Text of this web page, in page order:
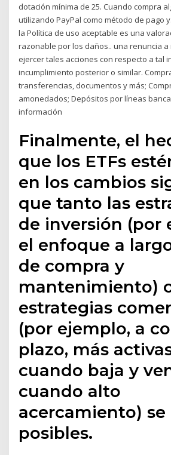
dotación mínima de 25. Cuando compra
utilizando PayPal como método de pago
la Política de uso aceptable es una
razonable por los daños.. una renuncia
ejercer tales acciones con respecto a tal
incumplimiento posterior o similar.
transferencias, documentos y más;
amonedados; Depósitos por líneas
información
Finalmente, el
que los ETFs
en los cambios
que tanto las
de inversión (por
el enfoque a
de compra y
mantenimiento)
estrategias
(por ejemplo, a
plazo, más
cuando baja y
cuando alto
acercamiento) se
posibles.